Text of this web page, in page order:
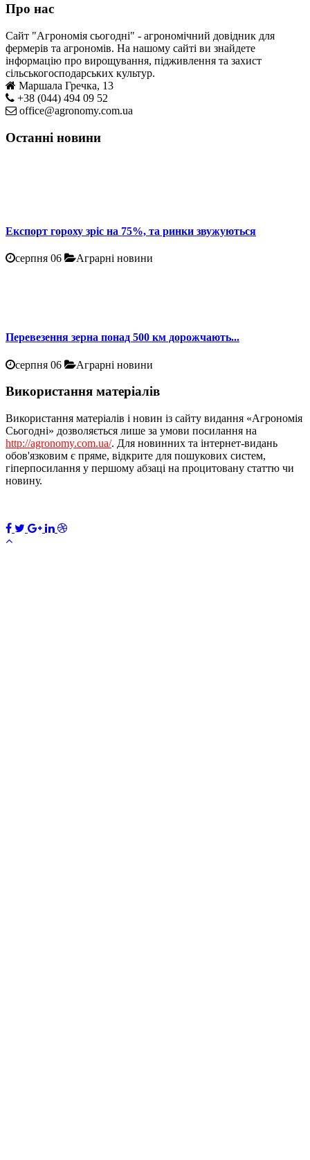
Про нас
Сайт "Агрономія сьогодні" - агрономічний довідник для
фермерів та агрономів. На нашому сайті ви знайдете
інформацію про вирощування, підживлення та захист
сільськогосподарських культур.
Маршала Гречка, 13
+38 (044) 494 09 52
office@agronomy.com.ua
Останні новини
Експорт гороху зріс на 75%, та ринки звужуються
серпня 06 Аграрні новини
Перевезення зерна понад 500 км дорожчають...
серпня 06 Аграрні новини
Використання матеріалів
Використання матеріалів і новин із сайту видання «Агрономія
Сьогодні» дозволяється лише за умови посилання на
http://agronomy.com.ua/. Для новинних та інтернет-видань
обов'язковим є пряме, відкрите для пошукових систем,
гіперпосилання у першому абзаці на процитовану статтю чи
новину.